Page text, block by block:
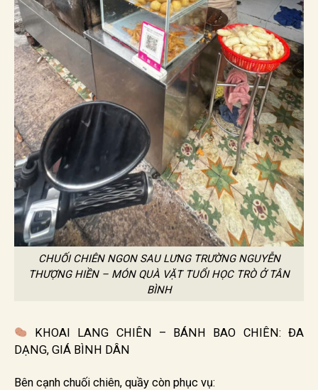
CHUỐI CHIÊN NGON SAU LƯNG TRƯỜNG NGUYỄN
THƯỢNG HIỀN – MÓN QUÀ VẶT TUỔI HỌC TRÒ Ở TÂN
BÌNH
KHOAI LANG CHIÊN – BÁNH BAO CHIÊN: ĐA
DẠNG, GIÁ BÌNH DÂN
Bên cạnh chuối chiên, quầy còn phục vụ: